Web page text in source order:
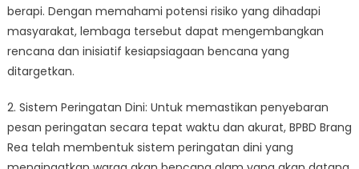
berapi. Dengan memahami potensi risiko yang dihadapi
masyarakat, lembaga tersebut dapat mengembangkan
rencana dan inisiatif kesiapsiagaan bencana yang
ditargetkan.
2. Sistem Peringatan Dini: Untuk memastikan penyebaran
pesan peringatan secara tepat waktu dan akurat, BPBD Brang
Rea telah membentuk sistem peringatan dini yang